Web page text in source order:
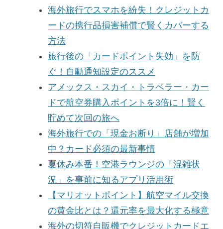
海外旅行でスマホを紛失！クレジットカ
ードの携行品損害補償で賢くカバーする
方法
旅行後の「カードポイント失効」を防
ぐ！自動通知設定のススメ
アメックス・スカイ・トラベラー・カー
ドで航空券購入ポイントを3倍に！賢く
貯めて次回の旅へ
海外旅行での「現金お断り」店舗が増加
中？カード必須の最新事情
夏休み本番！空港ラウンジの「混雑状
況」を事前に知るアプリ活用術
【マリオットポイント】航空マイル交換
の黄金比とは？還元率を最大化する極意
海外の切符自販機でクレジットカードエ